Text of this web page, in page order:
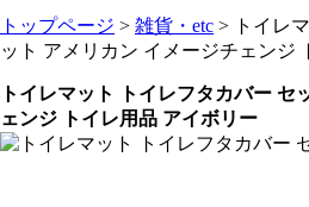
トップページ > 雑貨・etc > トイレ
ット アメリカン イメージチェンジ
トイレマット トイレフタカバー セ
ェンジ トイレ用品 アイボリー